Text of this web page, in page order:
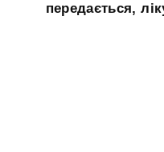
передається,